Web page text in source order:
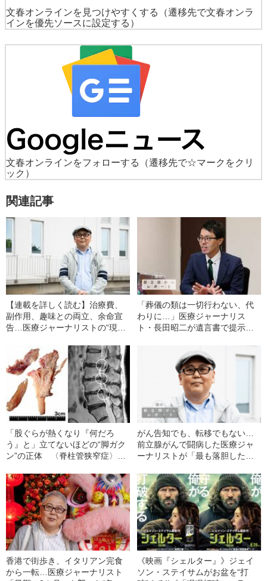
文春オンラインを見つけやすくする
（遷移先で文春オンラ
インを優先ソースに設定する）
文春オンラインをフォローする
（遷移先で☆マークをクリ
ック）
関連記事
【連載を詳しく読む】治療費、
副作用、趣味との両立、余命宣
告…医療ジャーナリストの“現在
「葬儀の類は一切行わない、代
わりに…」医療ジャーナリス
ト・長田昭二が遺言書で提示し
「股ぐらが熱くなり『何だろ
う』と」立てないほどの“脚ガク
ン”の正体 〈脊柱管狭窄症〉で
がん告知でも、転移でもない…
前立腺がんで闘病した医療ジャ
ーナリストが「最も落胆した瞬
香港で街歩き、イタリアン完食
から一転…医療ジャーナリスト
《映画『シェルター』》ジェイ
ソン・ステイサムがお盆を“打